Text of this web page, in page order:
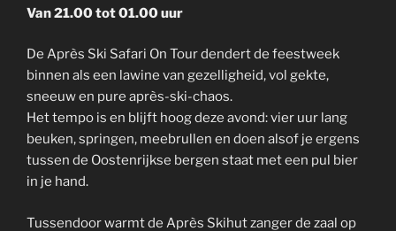
Van 21.00 tot 01.00 uur
De Après Ski Safari On Tour dendert de feestweek
binnen als een lawine van gezelligheid, vol gekte,
sneeuw en pure après-ski-chaos.
Het tempo is en blijft hoog deze avond: vier uur lang
beuken, springen, meebrullen en doen alsof je ergens
tussen de Oostenrijkse bergen staat met een pul bier
in je hand.
Tussendoor warmt de Après Skihut zanger de zaal op